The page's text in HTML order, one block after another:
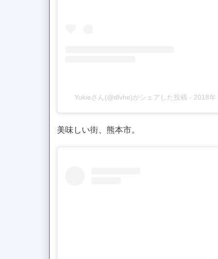
Yukieさん(@dlvhe)がシェアした投稿 - 2018年
美味しい街、熊本市。